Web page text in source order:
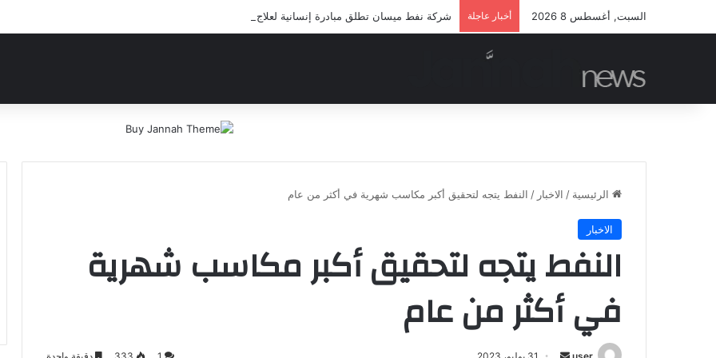
السبت, أغسطس 8 2026 أخبار عاجلة شركة نفط ميسان تطلق مبادرة إنسانية لعلاج أيتام مدرسة كافل اليتيم
الرئيسية / الاخبار / النفط يتجه لتحقيق أكبر مكاسب شهرية في أكثر من عام
الاخبار
النفط يتجه لتحقيق أكبر مكاسب شهرية
في أكثر من عام
أرسل